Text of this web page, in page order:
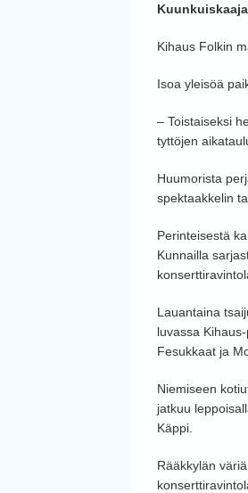
Kihaus Folkin
Isoa yleisöä
– Toistaiseksi
tyttöjen
Huumorista
spektaakkelin
Perinteisestä
Kunnailla
Lauantaina
luvassa
Fesukkaat ja
Niemiseen
jatkuu
Käppi.
Rääkkylän